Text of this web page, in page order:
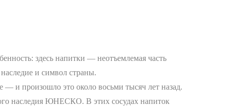
здесь напитки — неотъемлемая часть
и символ страны.
— и произошло это около восьми тысяч лет назад.
наследия ЮНЕСКО. В этих сосудах напиток